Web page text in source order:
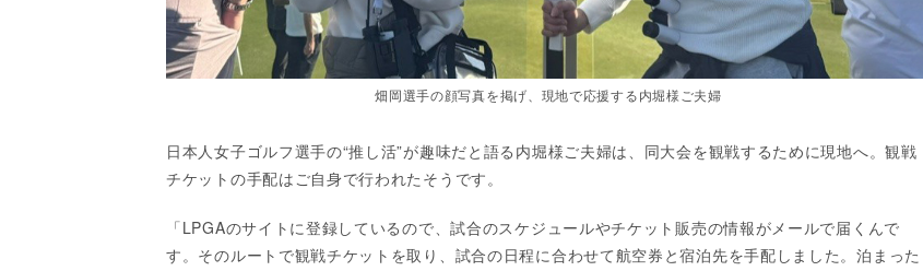
畑岡選手の顔写真を掲げ、現地で応援する内堀様ご夫婦
日本人女子ゴルフ選手の“推し活”が趣味だと語る内堀様ご夫婦は、同大会を観戦するために現地へ。観戦
チケットの手配はご自身で行われたそうです。
「LPGAのサイトに登録しているので、試合のスケジュールやチケット販売の情報がメールで届くんで
す。そのルートで観戦チケットを取り、試合の日程に合わせて航空券と宿泊先を手配しました。泊まった